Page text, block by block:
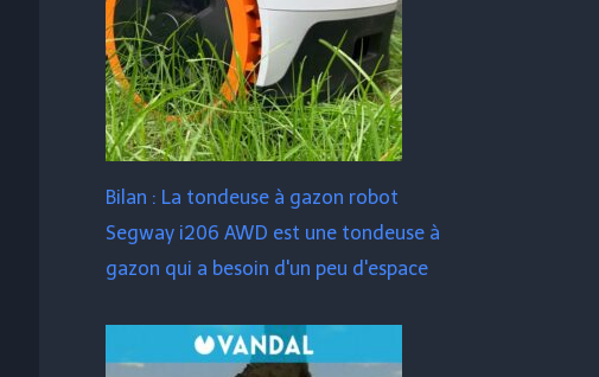
Bilan : La tondeuse à gazon robot
Segway i206 AWD est une tondeuse à
gazon qui a besoin d'un peu d'espace